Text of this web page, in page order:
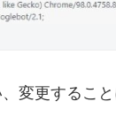
変更すること